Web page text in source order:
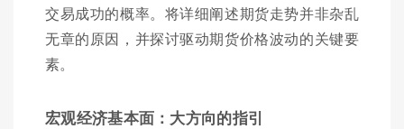
交易成功的概率。将详细阐述期货走势并非杂乱
无章的原因，并探讨驱动期货价格波动的关键要
素。
宏观经济基本面：大方向的指引